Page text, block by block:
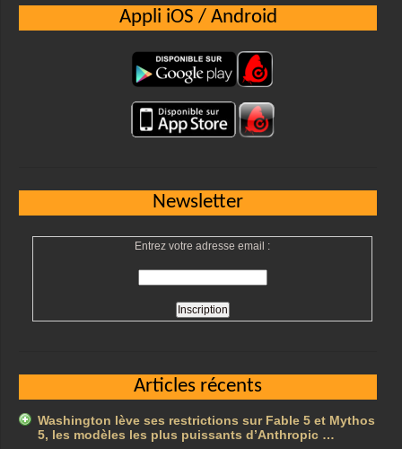
Appli iOS / Android
Newsletter
Entrez votre adresse email :
Articles récents
Washington lève ses restrictions sur Fable 5 et Mythos
5, les modèles les plus puissants d’Anthropic …